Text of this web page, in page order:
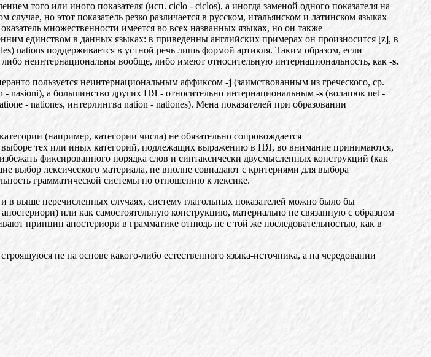
того или иного показателя (исп. ciclo - ciclos), а иногда заменой одного показателя на
случае, но этот показатель резко различается в русском, итальянском и латинском языках
множественности имеется во всех названных языках, но он также
единством в данных языках: в приведенны английских примерах он произносится [z], в
nations поддерживается в устной речь лишь формой артикля. Таким образом, если
либо неинтернациональны вообще, либо имеют относительную интернациональность, как -s.
пользуется неинтернациональным аффиксом -j (заимствованным из греческого, ср.
- nasioni), а большинство других ПЯ - относительно интернациональным -s (волапюк net -
- nationes, интерлингва nation - nationes). Мена показателей при образовании
(например, категории числа) не обязательно сопровождается
выборе тех или иных категорий, подлежащих выражению в ПЯ, во внимание принимаются,
фиксированного порядка слов и синтаксически двусмысленных конструкций (как
е выбор лексического материала, не вполне совпадают с критериями для выбора
грамматической системы по отношению к лексике.
в выше перечисленных случаях, систему глагольных показателей можно было бы
или как самостоятельную конструкцию, материально не связанную с образцом
принцип апостериори в грамматике отнюдь не с той же последовательностью, как в
не на основе какого-либо естественного языка-источника, а на чередовании